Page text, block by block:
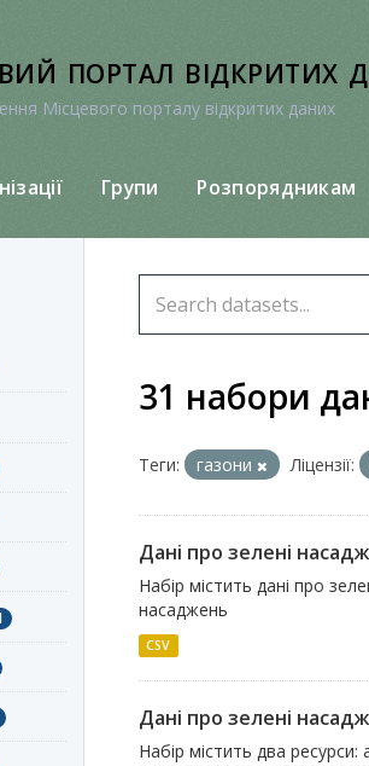
портал відкритих
Місцевого порталу відкритих даних
Групи Розпорядникам
31 набори
Теги: газони Ліцензії:
Дані про зелені
Набір містить дані про
насаджень
CSV
Дані про зелені
Набір містить два